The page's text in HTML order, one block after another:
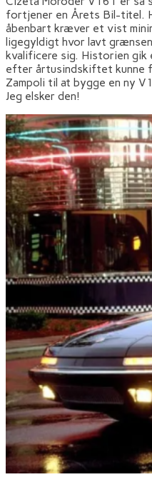
fortjener en Årets Bil-titel.
åbenbart kræver et vist
ligegyldigt hvor lavt
kvalificere sig. Historien gik
efter årtusindskiftet kunne
Zampoli til at bygge en ny
Jeg elsker den!